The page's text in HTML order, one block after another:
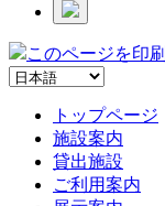
このページを印刷
トップページ
施設案内
貸出施設
ご利用案内